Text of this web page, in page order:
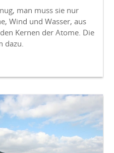
man muss sie nur
Wind und Wasser, aus
Kernen der Atome. Die
dazu.